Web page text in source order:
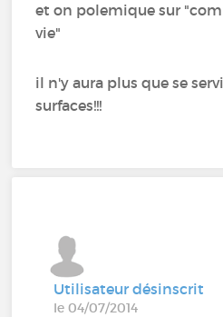
et on polemique sur
vie"
il n'y aura plus que se
surfaces!!!
Utilisateur désinscrit
le 04/07/2014